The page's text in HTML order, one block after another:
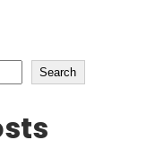
Search